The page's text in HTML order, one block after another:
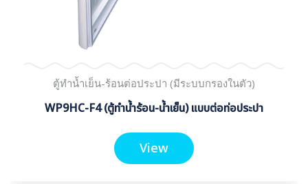
ตู้ทำน้ำเย็น-ร้อนต่อประปา (มีระบบกรองในตัว)
WP9HC-F4 (ตู้ทำน้ำร้อน-น้ำเย็น) แบบต่อท่อประปา
View